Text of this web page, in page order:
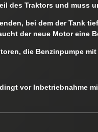
des Traktors und muss
bei dem der Tank
der neue Motor eine
die Benzinpumpe
vor Inbetriebnahme